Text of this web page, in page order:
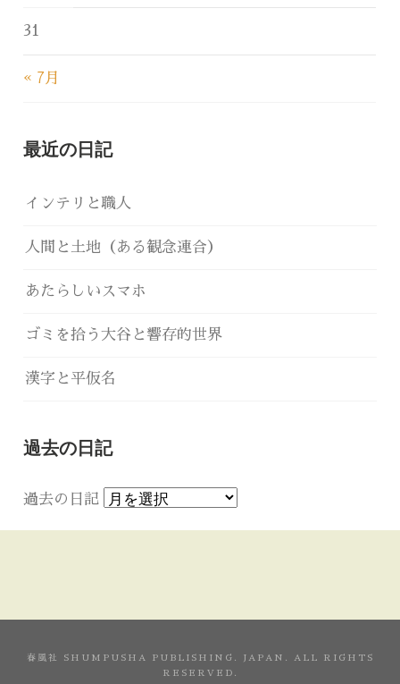
« 7月
31
最近の日記
インテリと職人
人間と土地（ある観念連合）
あたらしいスマホ
ゴミを拾う大谷と響存的世界
漢字と平仮名
過去の日記
過去の日記
春風社 SHUMPUSHA PUBLISHING. JAPAN. ALL RIGHTS
RESERVED.